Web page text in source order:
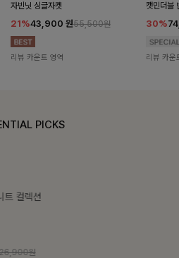
자빈닛 싱글자켓
21%43,900 원55,500원
리뷰 카운트 영역
캣민더블
30%
리뷰 카운
PICKS
트 컬렉션
26,900원